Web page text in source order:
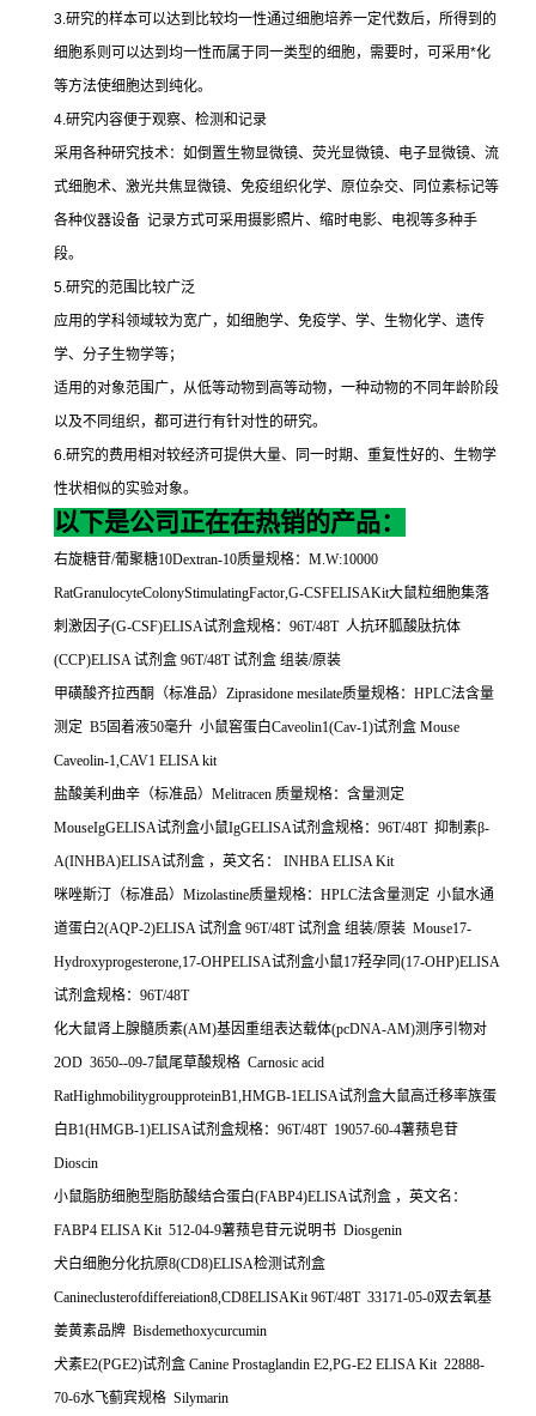
3.研究的样本可以达到比较均一性通过细胞培养一定代数后，所得到的
细胞系则可以达到均一性而属于同一类型的细胞，需要时，可采用*化
等方法使细胞达到纯化。
4.研究内容便于观察、检测和记录
采用各种研究技术：如倒置生物显微镜、荧光显微镜、电子显微镜、流
式细胞术、激光共焦显微镜、免疫组织化学、原位杂交、同位素标记等
各种仪器设备 记录方式可采用摄影照片、缩时电影、电视等多种手
段。
5.研究的范围比较广泛
应用的学科领域较为宽广，如细胞学、免疫学、学、生物化学、遗传
学、分子生物学等；
适用的对象范围广，从低等动物到高等动物，一种动物的不同年龄阶段
以及不同组织，都可进行有针对性的研究。
6.研究的费用相对较经济可提供大量、同一时期、重复性好的、生物学
性状相似的实验对象。
以下是公司正在在热销的产品：
右旋糖苷/葡聚糖10Dextran-10质量规格： M.W:10000
RatGranulocyteColonyStimulatingFactor,G-CSFELISAKit大鼠粒细胞集落
刺激因子(G-CSF)ELISA试剂盒规格： 96T/48T 人抗环胍酸肽抗体
(CCP)ELISA试剂盒 96T/48T试剂盒 组装/原装
甲磺酸齐拉西酮（标准品） Ziprasidone mesilate质量规格： HPLC法含量
测定 B5固着液50毫升 小鼠窖蛋白Caveolin1(Cav-1)试剂盒 Mouse
Caveolin-1,CAV1 ELISA kit
盐酸美利曲辛（标准品） Melitracen 质量规格：含量测定
MouseIgGELISA试剂盒小鼠IgGELISA试剂盒规格： 96T/48T 抑制素β-
A(INHBA)ELISA试剂盒 ，英文名：
INHBA ELISA Kit
咪唑斯汀（标准品） Mizolastine质量规格： HPLC法含量测定 小鼠水通
道蛋白2(AQP-2)ELISA试剂盒 96T/48T试剂盒 组装/原装 Mouse17-
Hydroxyprogesterone,17-OHPELISA试剂盒小鼠17羟孕同 (17-OHP)ELISA
试剂盒规格： 96T/48T
化大鼠肾上腺髓质素(AM)基因重组表达载体(pcDNA-AM)测序引物对
2OD 3650--09-7鼠尾草酸规格 Carnosic acid
RatHighmobilitygroupproteinB1,HMGB-1ELISA试剂盒大鼠高迁移率族蛋
白B1(HMGB-1)ELISA试剂盒规格： 96T/48T 19057-60-4薯蓣皂苷
Dioscin
小鼠脂肪细胞型脂肪酸结合蛋白(FABP4)ELISA试剂盒 ，英文名：
FABP4 ELISA Kit 512-04-9薯蓣皂苷元说明书 Diosgenin
犬白细胞分化抗原8(CD8)ELISA检测试剂盒
Canineclusterofdiffereiation8,CD8ELISAKit 96T/48T 33171-05-0双去氧基
姜黄素品牌 Bisdemethoxycurcumin
犬素E2(PGE2)试剂盒 Canine Prostaglandin E2,PG-E2 ELISA Kit 22888-
70-6水飞蓟宾规格 Silymarin